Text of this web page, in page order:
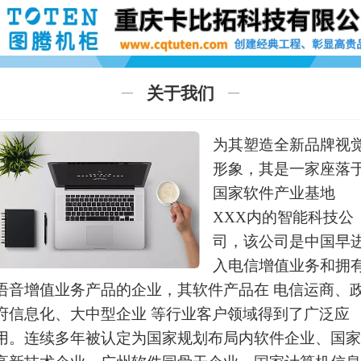
关于我们
为其塑造全新品牌视
形象，其是一家座落
国家软件产业基地
XXX内的智能科技公
司，该公司是中国早
入电信增值业务和拥
音增值业务产品的企业，其软件产品在 电信运商、
信息化、大中型企业 等行业客户领域得到了广泛应
。连续多年被认定为国家规划布局内软件企业、国家